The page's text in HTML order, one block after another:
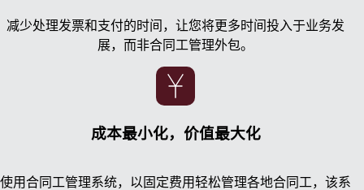
减少处理发票和支付的时间，让您将更多时间投入于业务发
展，而非合同工管理外包。
成本最小化，价值最大化
使用合同工管理系统，以固定费用轻松管理各地合同工，该系